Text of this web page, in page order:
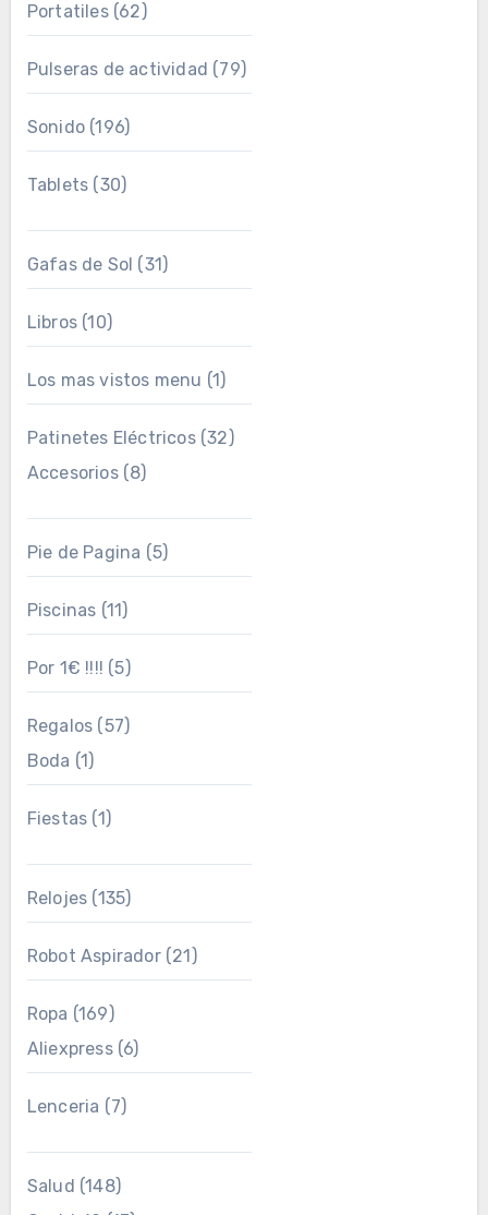
Portatiles(62)
Pulseras de actividad (79)
Sonido(196)
Tablets (30)
Gafas de Sol (31)
Libros(10)
Los mas vistos menu (1)
Patinetes Eléctricos(32)
Accesorios(8)
Pie de Pagina (5)
Piscinas (11)
Por 1€ !!!! (5)
Regalos (57)
Boda (1)
Fiestas (1)
Relojes (135)
Robot Aspirador(21)
Ropa (169)
Aliexpress(6)
Lenceria (7)
Salud (148)